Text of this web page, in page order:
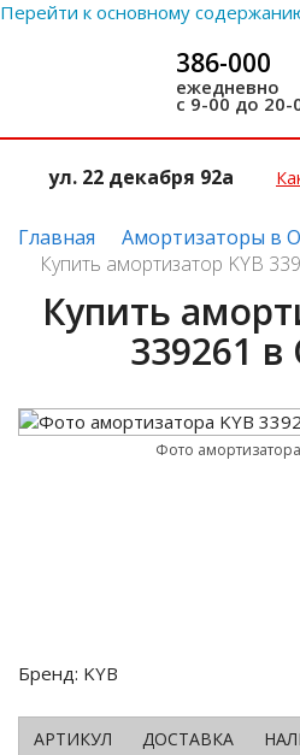
Перейти к основному
386-000
ежедневно
с 9-00 до 20-
ул. 22 декабря 92а
Главная
Амортизаторы в
Купить амортизатор KYB
Купить
339261
Фото амортизатора
Бренд: KYB
АРТИКУЛ ДОСТАВКА